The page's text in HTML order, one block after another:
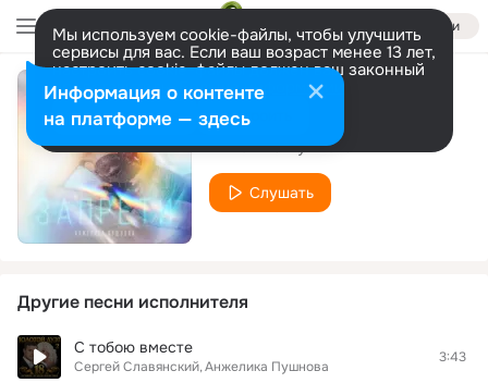
Войти
Мы используем cookie-файлы, чтобы улучшить
сервисы для вас. Если ваш возраст менее 13 лет,
настроить cookie-файлы должен ваш законный
представитель. Больше информации
Разрешить все Настроить
Запрети
Анжелика Пушнова
Слушать
Другие песни исполнителя
С тобою вместе
Сергей Славянский Анжелика Пушнова
3:43
Информация о контенте
на платформе — здесь